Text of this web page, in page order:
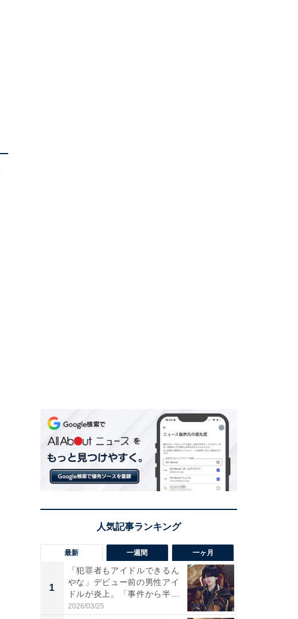
最新 一週間 一ヶ月
1
「犯罪者もアイドルできるん
やな」デビュー前の男性アイ
ドルが炎上。「事件から半年
も...
2026/03/25